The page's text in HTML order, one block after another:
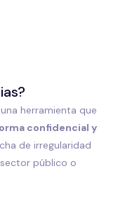
herramienta que
confidencial y
de irregularidad
público o